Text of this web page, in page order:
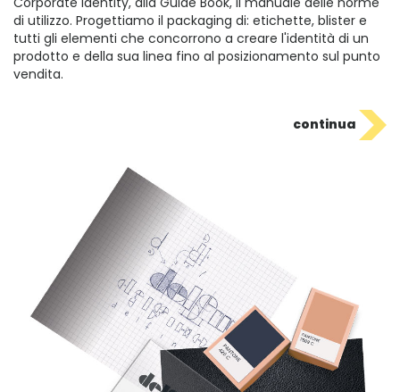
di utilizzo. Progettiamo il packaging di: etichette, blister e
tutti gli elementi che concorrono a creare l'identità di un
prodotto e della sua linea fino al posizionamento sul punto
vendita.
continua